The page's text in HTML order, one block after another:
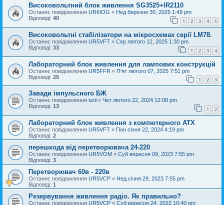
Високовольтний блок живлення SG3525+IR2110
Останнє повідомлення UR6IOG « Нед березня 30, 2025 1:49 pm
Відповіді: 40 1 2 3 4 5
Високовольтні стабілізатори на мікросхемах серії LM78.
Останнє повідомлення UR5VFT « Сер лютого 12, 2025 1:30 pm
Відповіді: 33 1 2 3 4
Лабораторний блок живлення для лампових конструкцій
Останнє повідомлення UR5FFR « П'ят лютого 07, 2025 7:51 pm
Відповіді: 25 1 2 3
Завади імпульсного БЖ
Останнє повідомлення iurii « Чет лютого 22, 2024 12:08 pm
Відповіді: 13 1 2
Лабораторний блок живлення з компютерного АТХ
Останнє повідомлення UR5VFT « Пон січня 22, 2024 4:19 pm
Відповіді: 2
перешкода від перетворювача 24-220
Останнє повідомлення UR5VOM « Суб вересня 09, 2023 7:55 pm
Відповіді: 3
Перетворювач 60в - 220в
Останнє повідомлення UR5VCP « Нед січня 29, 2023 7:55 pm
Відповіді: 1
Резервування живлення радіо. Як правильно?
Останнє повідомлення UR5VCP « Суб вересня 24, 2022 10:40 pm